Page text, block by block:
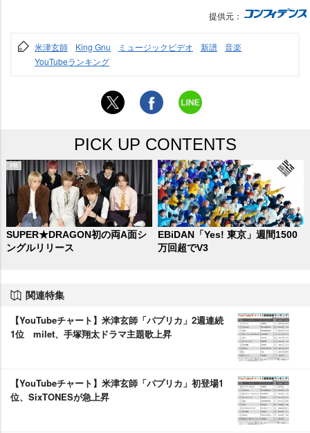
提供元：
米津玄師 King Gnu ミュージックビデオ 新譜
音楽
YouTubeランキング
PICK UP CONTENTS
SUPER★DRAGON初の両A面シ
ングルリリース
EBiDAN「Yes! 東京」週間1500
万回超でV3
関連特集
【YouTubeチャート】米津玄師「パプリカ」2週連続
1位 milet、手塚翔太ドラマ主題歌上昇
【YouTubeチャート】米津玄師「パプリカ」初登場1
位、SixTONESが急上昇